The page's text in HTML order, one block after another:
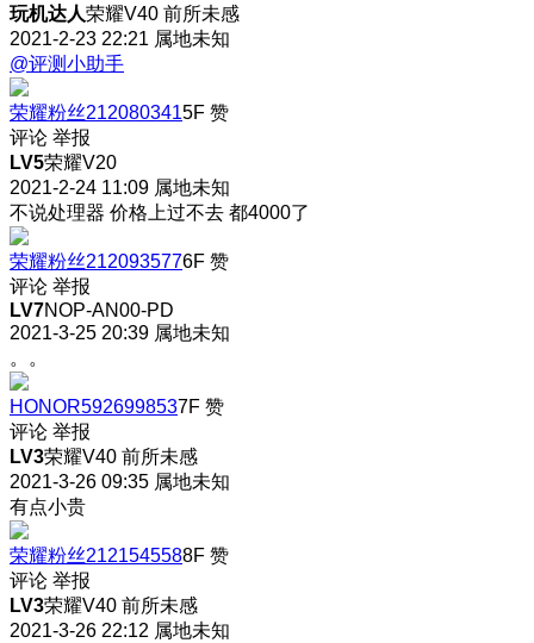
玩机达人荣耀V40 前所未感
2021-2-23 22:21 属地未知
@评测小助手
荣耀粉丝2120803415F 赞
评论 举报
LV5荣耀V20
2021-2-24 11:09 属地未知
不说处理器 价格上过不去 都4000了
荣耀粉丝2120935776F 赞
评论 举报
LV7NOP-AN00-PD
2021-3-25 20:39 属地未知
。。
HONOR5926998537F 赞
评论 举报
LV3荣耀V40 前所未感
2021-3-26 09:35 属地未知
有点小贵
荣耀粉丝2121545588F 赞
评论 举报
LV3荣耀V40 前所未感
2021-3-26 22:12 属地未知